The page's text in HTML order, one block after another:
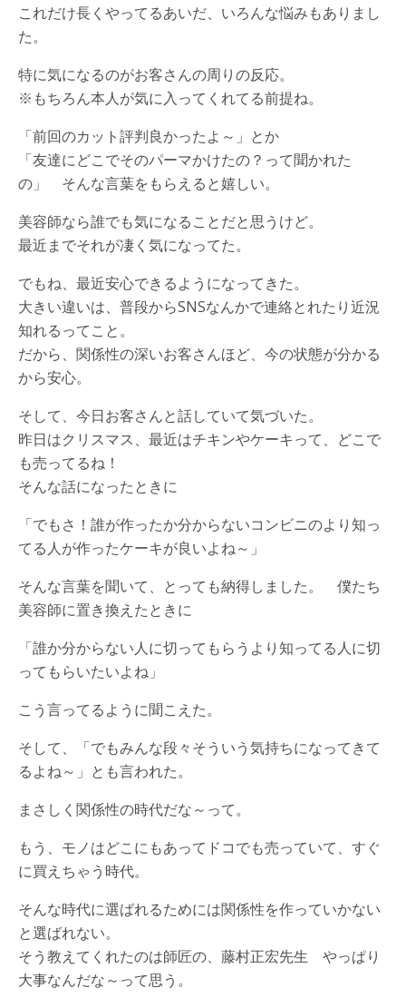
これだけ長くやってるあいだ、いろんな悩みもありまし
た。
特に気になるのがお客さんの周りの反応。
※もちろん本人が気に入ってくれてる前提ね。
「前回のカット評判良かったよ～」とか
「友達にどこでそのパーマかけたの？って聞かれた
の」 そんな言葉をもらえると嬉しい。
美容師なら誰でも気になることだと思うけど。
最近までそれが凄く気になってた。
でもね、最近安心できるようになってきた。
大きい違いは、普段からSNSなんかで連絡とれたり近況
知れるってこと。
だから、関係性の深いお客さんほど、今の状態が分かる
から安心。
そして、今日お客さんと話していて気づいた。
昨日はクリスマス、最近はチキンやケーキって、どこで
も売ってるね！
そんな話になったときに
「でもさ！誰が作ったか分からないコンビニのより知っ
てる人が作ったケーキが良いよね～」
そんな言葉を聞いて、とっても納得しました。 僕たち
美容師に置き換えたときに
「誰か分からない人に切ってもらうより知ってる人に切
ってもらいたいよね」
こう言ってるように聞こえた。
そして、「でもみんな段々そういう気持ちになってきて
るよね～」とも言われた。
まさしく関係性の時代だな～って。
もう、モノはどこにもあってドコでも売っていて、すぐ
に買えちゃう時代。
そんな時代に選ばれるためには関係性を作っていかない
と選ばれない。
そう教えてくれたのは師匠の、藤村正宏先生 やっぱり
大事なんだな～って思う。